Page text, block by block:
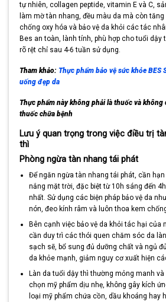
tự nhiên, collagen peptide, vitamin E và C,
làm mờ tàn nhang, đều màu da mà còn
chống oxy hóa và bảo vệ da khỏi các tác
Bes an toàn, lành tính, phù hợp cho tuổi dậy
rõ rệt chỉ sau 4-6 tuần sử dụng.
Tham khảo: Thực phẩm bảo vệ sức khỏe BES
uống đẹp da
Thực phẩm này không phải là thuốc và không
thuốc chữa bệnh
Lưu ý quan trọng trong việc điều trị
thì
Phòng ngừa tàn nhang tái phát
Để ngăn ngừa tàn nhang tái phát, cần
nắng mặt trời, đặc biệt từ 10h sáng đến
nhất. Sử dụng các biện pháp bảo vệ da
nón, đeo kính râm và luôn thoa kem
Bên cạnh việc bảo vệ da khỏi tác hại của
cần duy trì các thói quen chăm sóc da
sạch sẽ, bổ sung đủ dưỡng chất và ngủ
da khỏe mạnh, giảm nguy cơ xuất hiện
Làn da tuổi dậy thì thường mỏng manh
chọn mỹ phẩm dịu nhẹ, không gây kích
loại mỹ phẩm chứa cồn, dầu khoáng hay